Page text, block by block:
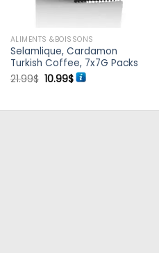
ALIMENTS &BOISSONS
Selamlique, Cardamon
Turkish Coffee, 7x7G Packs
21.99$ Le
prix
21.99$.
10.99$Le
prix
10.99$.